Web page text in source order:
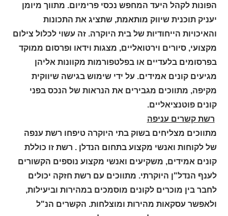
הפונות לקהל היעד המחפש נכסי פרימיום. מתווך מיומן
יעניק תוכנית שיווק מותאמת, שתציג את התכונות
והאיכויות הייחודיות של בית היוקרה. זה עשוי לכלול צילום
מקצועי, סיורים וירטואליים, מצגות וידאו ופרסום ממוקד
בפרסומים בלעדיים או בפלטפורמות מקוונות אליהן
מגיעים קונים אמידים. על ידי שימוש בגישה שיווקית
מקיפה, מתווכים מגבירים את הנראות של הנכס בפני
קונים פוטנציאליים.
רשת קשרים עניפה
מתווכים מצליחים בשוק בתי היוקרה טיפחו רשת ענפה
של לקוחות ואנשי מקצוע בתחום הנדלן . רשת זו כוללת
קונים אמידים, משקיעים ואנשי מקצוע נוספים הקשורים
לענף הנדל"ן היוקרתי. מתווכים עם רשת חזקה יכולים
לחבר בין מוכרים לקונים מוסמכים במהירות וביעילות,
ולאפשר עסקאות מהירות ומוצלחות. הקשרים הנ"ל